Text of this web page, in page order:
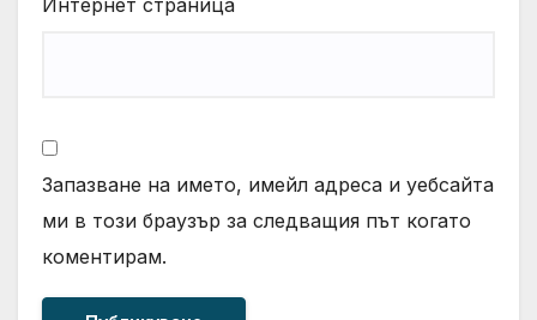
Интернет страница
Запазване на името, имейл адреса и уебсайта
ми в този браузър за следващия път когато
коментирам.